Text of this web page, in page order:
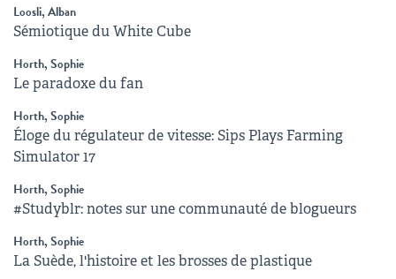
Loosli, Alban
Sémiotique du White Cube
Horth, Sophie
Le paradoxe du fan
Horth, Sophie
Éloge du régulateur de vitesse: Sips Plays Farming
Simulator 17
Horth, Sophie
#Studyblr: notes sur une communauté de blogueurs
Horth, Sophie
La Suède, l'histoire et les brosses de plastique